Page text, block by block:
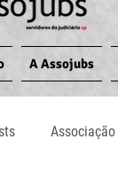
A Assojubs
Associação